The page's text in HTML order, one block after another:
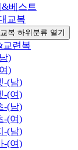
베스트
교복
복 하위분류 열기
교련복
)
)
-(남)
-(여)
-(남)
-(여)
-(남)
-(여)